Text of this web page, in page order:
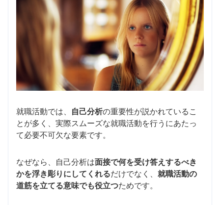
就職活動では、 自己分析の重要性が説かれているこ
とが多く、実際スムーズな就職活動を行うにあたっ
て必要不可欠な要素です。
なぜなら、自己分析は面接で何を受け答えするべき
かを浮き彫りにしてくれるだけでなく、 就職活動の
道筋を立てる意味でも役立つためです。